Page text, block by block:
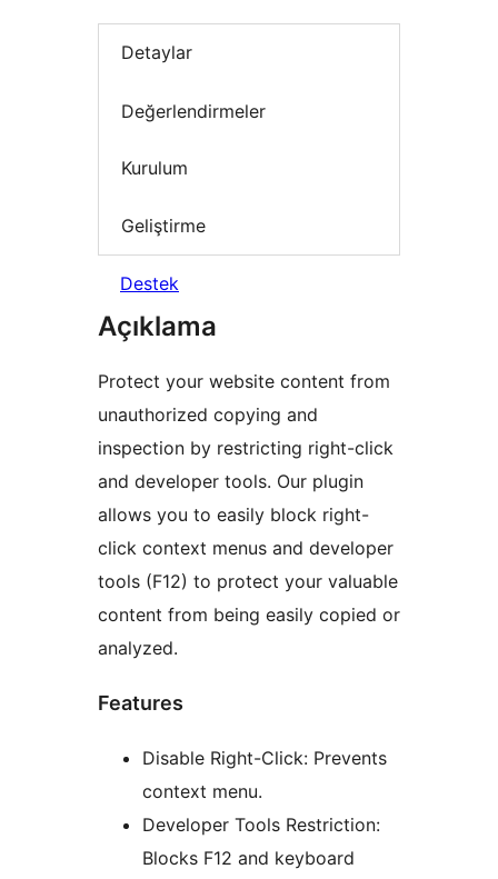
Detaylar
Değerlendirmeler
Kurulum
Geliştirme
Destek
Açıklama
Protect your website content from
unauthorized copying and
inspection by restricting right-click
and developer tools. Our plugin
allows you to easily block right-
click context menus and developer
tools (F12) to protect your valuable
content from being easily copied or
analyzed.
Features
Disable Right-Click: Prevents
context menu.
Developer Tools Restriction:
Blocks F12 and keyboard